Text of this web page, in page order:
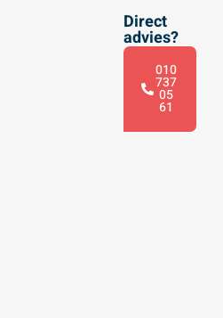
Direct
advies?
010
737
05
61